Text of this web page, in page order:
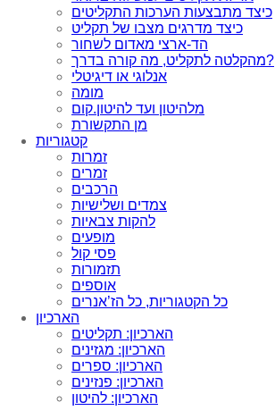
כיצד מתבצעות הערכות התקליטים
כיצד מדרגים מצבו של תקליט
הד-ארצי מאדום לשחור
מהקלטה לתקליט, מה קורה בדרך?
אנלוגי או דיגיטלי
מומה
מלהיטון ועד להיטון.קום
מן התקשורת
קטגוריות
זמרות
זמרים
הרכבים
צמדים ושלישיות
להקות צבאיות
מופעים
פסי קול
תזמורות
אוספים
כל הקטגוריות, כל הז’אנרים
הארכיון
הארכיון: תקליטים
הארכיון: מגזינים
הארכיון: ספרים
הארכיון: פנזינים
הארכיון: להיטון